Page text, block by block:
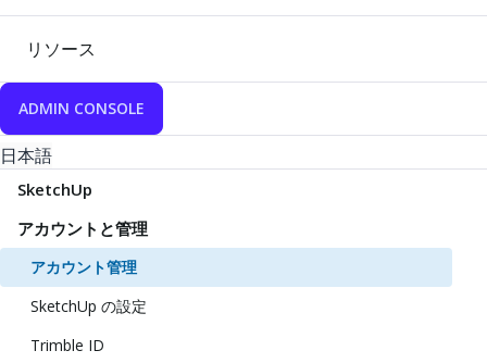
リソース
ADMIN CONSOLE
日本語
SketchUp
アカウントと管理
アカウント管理
SketchUp の設定
Trimble ID